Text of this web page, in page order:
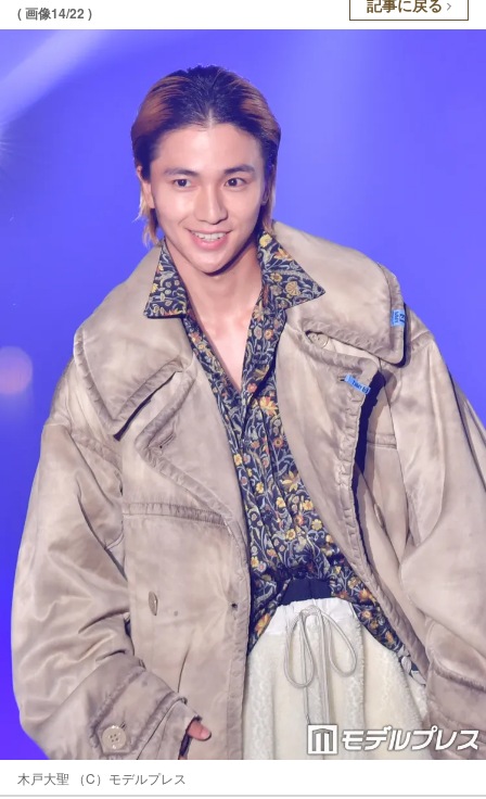
( 画像14/22 )
木戸大聖 （C）モデルプレス